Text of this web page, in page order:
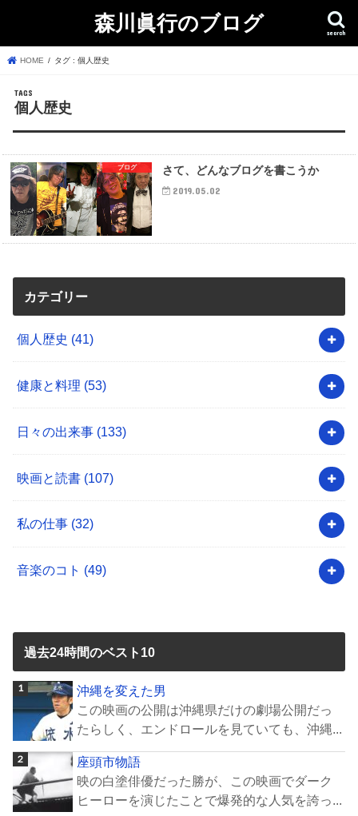
森川眞行のブログ search
HOME タグ : 個人歴史
個人歴史
ブログ さて、どんなブログを書こうか
2019.05.02
カテゴリー
個人歴史 (41)
健康と料理 (53)
日々の出来事 (133)
映画と読書 (107)
私の仕事 (32)
音楽のコト (49)
過去24時間のベスト10
沖縄を変えた男
この映画の公開は沖縄県だけの劇場公開だっ
たらしく、エンドロールを見ていても、沖縄...
座頭市物語
映の白塗俳優だった勝が、この映画でダーク
ヒーローを演じたことで爆発的な人気を誇っ...